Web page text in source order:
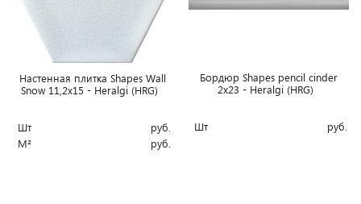
Настенная плитка Shapes Wall
Snow 11,2x15 - Heralgi (HRG)
Шт
руб.
М²
руб.
Бордюр Shapes pencil cinder
2x23 - Heralgi (HRG)
Шт руб.